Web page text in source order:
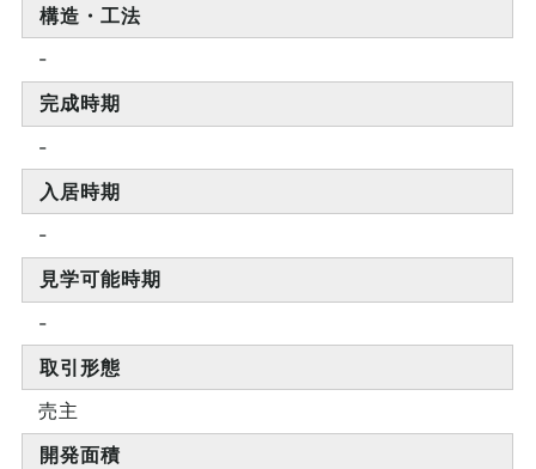
構造・工法
-
完成時期
-
入居時期
-
見学可能時期
-
取引形態
売主
開発面積